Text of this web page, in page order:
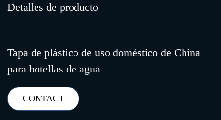
Detalles de producto
Tapa de plástico de uso doméstico de China
para botellas de agua
CONTACT